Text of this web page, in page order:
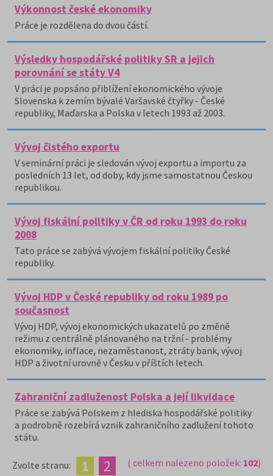
Výkonnost české ekonomiky
Práce je rozdělena do dvou částí.
Výsledky hospodářské politiky SR a jejich
porovnání se státy V4
V práci je popsáno přiblížení ekonomického vývoje
Slovenska k zemím bývalé Varšavské čtyřky - České
republiky, Maďarska a Polska v letech 1993 až 2003.
Vývoj čistého exportu
V seminární práci je sledován vývoj exportu a importu za
posledních 13 let, od doby, kdy jsme samostatnou Českou
republikou.
Vývoj fiskální politiky v ČR od roku 1993 do roku
2008
Tato práce se zabývá vývojem fiskální politiky České
republiky.
Vývoj HDP v České republiky od roku 1989 po
současnost
Vývoj HDP, vývoj ekonomických ukazatelů po změně
režimu z centrálně plánovaného na tržní - problémy
ekonomiky, inflace, nezaměstanost, ztráty bank, vývoj
HDP a životní urovně v Česku v příštích letech.
Zahraniční zadluženost Polska a její likvidace
Práce se zabývá Polskem z hlediska hospodářské politiky
a podrobně rozebírá vznik zahraničního zadlužení tohoto
státu.
Zvolte stranu: 1 2 ( celkem nalezeno položek: 102)